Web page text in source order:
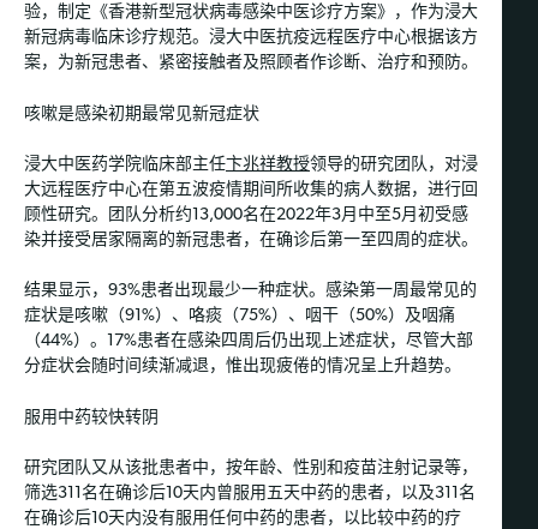
验，制定《香港新型冠状病毒感染中医诊疗方案》，作为浸大
新冠病毒临床诊疗规范。浸大中医抗疫远程医疗中心根据该方
案，为新冠患者、紧密接触者及照顾者作诊断、治疗和预防。
咳嗽是感染初期最常见新冠症状
浸大中医药学院临床部主任卞兆祥教授领导的研究团队，对浸
大远程医疗中心在第五波疫情期间所收集的病人数据，进行回
顾性研究。团队分析约13,000名在2022年3月中至5月初受感
染并接受居家隔离的新冠患者，在确诊后第一至四周的症状。
结果显示，93%患者出现最少一种症状。感染第一周最常见的
症状是咳嗽（91%）、咯痰（75%）、咽干（50%）及咽痛
（44%）。17%患者在感染四周后仍出现上述症状，尽管大部
分症状会随时间续渐减退，惟出现疲倦的情况呈上升趋势。
服用中药较快转阴
研究团队又从该批患者中，按年龄、性别和疫苗注射记录等，
筛选311名在确诊后10天内曾服用五天中药的患者，以及311名
在确诊后10天内没有服用任何中药的患者，以比较中药的疗